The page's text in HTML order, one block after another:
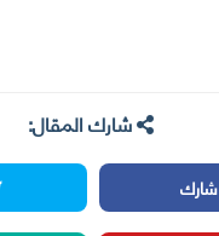
شارك المقال:
شارك